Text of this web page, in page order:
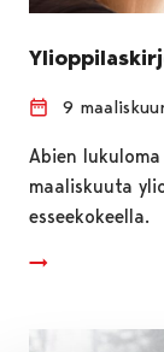
9
Abien
maaliskuuta
esseekokeella.